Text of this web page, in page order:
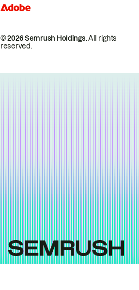
© 2026 Semrush Holdings.All rights
reserved.